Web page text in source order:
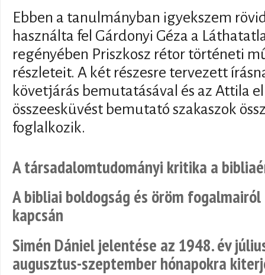
Ebben a tanulmányban igyekszem
használta fel Gárdonyi Géza a
regényében Priszkosz rétor történeti
részleteit. A két részesre tervezett
követjárás bemutatásával és az Attila
összeesküvést bemutató szakaszok
foglalkozik.
A társadalomtudományi kritika a
A bibliai boldogság és öröm
kapcsán
Simén Dániel jelentése az 1948. év
augusztus-szeptember hónapokra